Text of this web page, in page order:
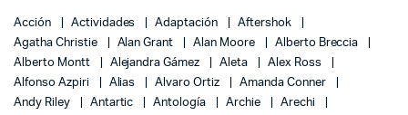
Acción Actividades Adaptación
Aftershok
Agatha Christie
Alan Grant Alan Moore
Alberto Breccia
Alberto Montt
Alejandra Gámez Aleta
Alex Ross
Alfonso Azpiri
Alias Alvaro Ortiz
Amanda Conner
Andy Riley
Antartic Antología Archie
Arechi